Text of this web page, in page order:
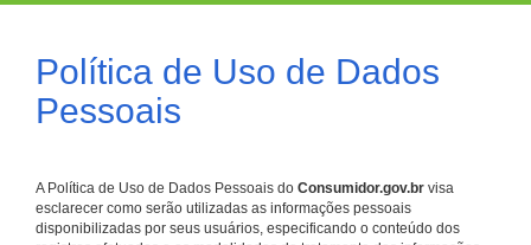
Política de Uso de Dados
Pessoais
A Política de Uso de Dados Pessoais do Consumidor.gov.br visa
esclarecer como serão utilizadas as informações pessoais
disponibilizadas por seus usuários, especificando o conteúdo dos